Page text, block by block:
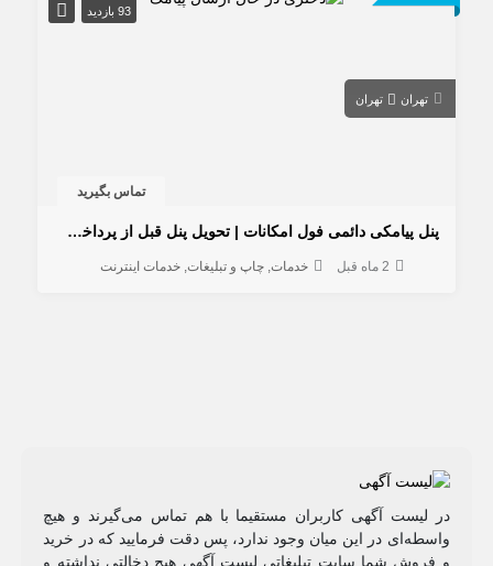
93 بازدید
تهران تهران
تماس بگیرید
پنل پیامکی دائمی فول امکانات | تحویل پنل قبل از پرداخت هزینه
2 ماه قبل خدمات چاپ و تبلیغات خدمات اینترنت
در لیست آگهی کاربران مستقیما با هم تماس می‌گیرند و هیچ
واسطه‌ای در این میان وجود ندارد، پس دقت فرمایید که در خرید
و فروشِ شما سایت تبلیغاتی لیست آگهی هیچ دخالتی نداشته و